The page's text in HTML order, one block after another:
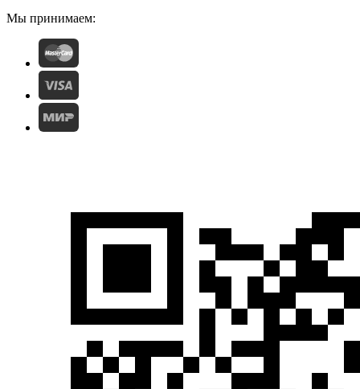
Мы принимаем: